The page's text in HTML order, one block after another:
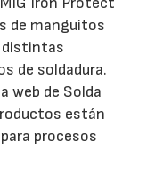
de manguitos
distintas
de soldadura.
web de Solda
están
procesos